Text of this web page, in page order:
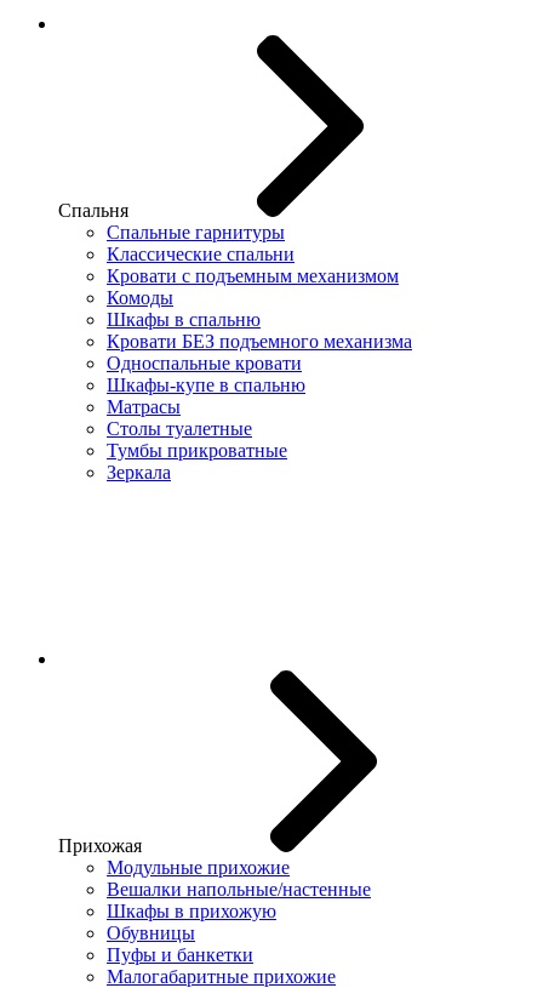
Спальня
Спальные гарнитуры
Классические спальни
Кровати с подъемным механизмом
Комоды
Шкафы в спальню
Кровати БЕЗ подъемного механизма
Односпальные кровати
Шкафы-купе в спальню
Матрасы
Столы туалетные
Тумбы прикроватные
Зеркала
Прихожая
Модульные прихожие
Вешалки напольные/настенные
Шкафы в прихожую
Обувницы
Пуфы и банкетки
Малогабаритные прихожие